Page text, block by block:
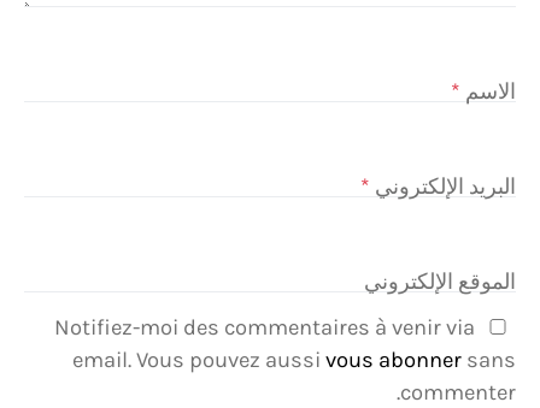
الاسم *
البريد الإلكتروني *
الموقع الإلكتروني
Notifiez-moi des commentaires à venir via
email. Vous pouvez aussi vous abonner sans
commenter.